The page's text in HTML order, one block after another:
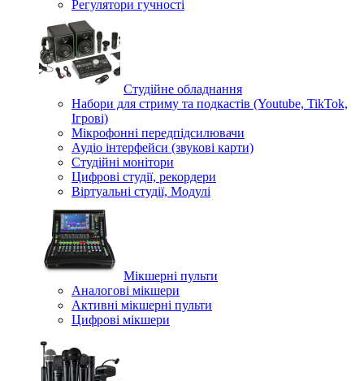
Регулятори гучності
Студійне обладнання
Набори для стриму та подкастів (Youtube, TikTok,
Ігрові)
Мікрофонні передпідсилювачи
Аудіо інтерфейси (звукові карти)
Студійні монітори
Цифрові студії, рекордери
Віртуальні студії, Модулі
Мікшерні пульти
Аналогові мікшери
Активні мікшерні пульти
Цифрові мікшери